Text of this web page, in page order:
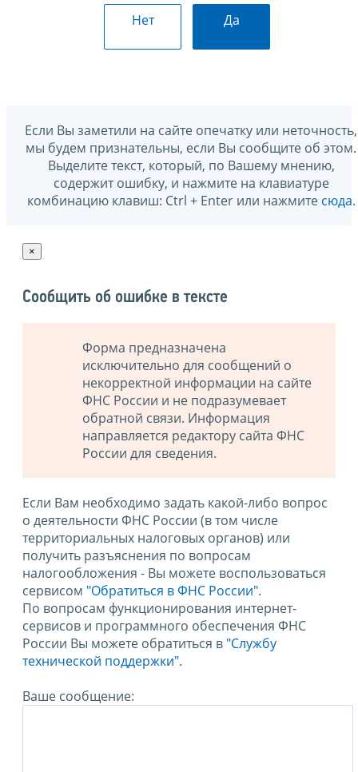
Нет Да
Если Вы заметили на сайте опечатку или неточность,
мы будем признательны, если Вы сообщите об этом.
Выделите текст, который, по Вашему мнению,
содержит ошибку, и нажмите на клавиатуре
комбинацию клавиш: Ctrl + Enter или нажмите сюда.
×
Сообщить об ошибке в тексте
Форма предназначена
исключительно для сообщений о
некорректной информации на сайте
ФНС России и не подразумевает
обратной связи. Информация
направляется редактору сайта ФНС
России для сведения.
Если Вам необходимо задать какой-либо вопрос
о деятельности ФНС России (в том числе
территориальных налоговых органов) или
получить разъяснения по вопросам
налогообложения - Вы можете воспользоваться
сервисом "Обратиться в ФНС России".
По вопросам функционирования интернет-
сервисов и программного обеспечения ФНС
России Вы можете обратиться в "Службу
технической поддержки".
Ваше сообщение: